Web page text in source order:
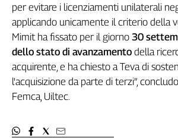
Basilicata
Calabria
Campania
Emilia-
Romagna
Friuli
Venezia
Lazio
per evitare i licenziamenti unilaterali
applicando unicamente il criterio della
Mimit ha fissato per il giorno 30
dello stato di avanzamento della
acquirente, e ha chiesto a Teva di
l'acquisizione da parte di terzi”,
Femca, Uiltec.